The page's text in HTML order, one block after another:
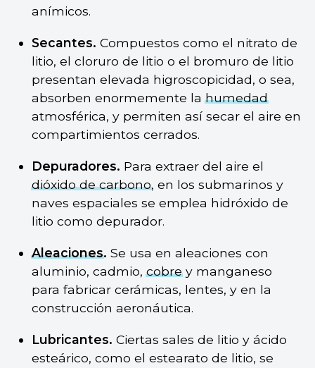
anímicos.
Secantes. Compuestos como el nitrato de
litio, el cloruro de litio o el bromuro de litio
presentan elevada higroscopicidad, o sea,
absorben enormemente lahumedad
atmosférica, y permiten así secar el aire en
compartimientos cerrados.
Depuradores. Para extraer del aire el
dióxido de carbono, en los submarinos y
naves espaciales se emplea hidróxido de
litio como depurador.
Aleaciones. Se usa en aleaciones con
aluminio, cadmio,cobrey manganeso
para fabricar cerámicas, lentes, y en la
construcción aeronáutica.
Lubricantes. Ciertas sales de litio y ácido
esteárico, como el estearato de litio, se